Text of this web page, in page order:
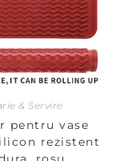
& Servire
pentru vase
rezistent